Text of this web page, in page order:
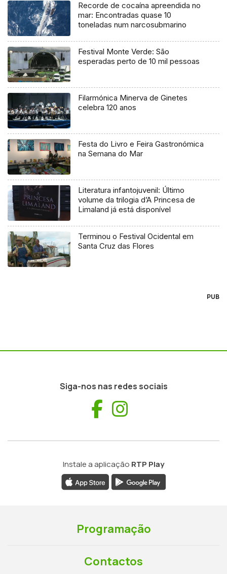
Recorde de cocaína apreendida no
mar: Encontradas quase 10
toneladas num narcosubmarino
Festival Monte Verde: São
esperadas perto de 10 mil pessoas
Filarmónica Minerva de Ginetes
celebra 120 anos
Festa do Livro e Feira Gastronómica
na Semana do Mar
Literatura infantojuvenil: Último
volume da trilogia d’A Princesa de
Limaland já está disponível
Terminou o Festival Ocidental em
Santa Cruz das Flores
PUB
Siga-nos nas redes sociais
Facebook
Instale a aplicação RTP Play
Programação
Contactos